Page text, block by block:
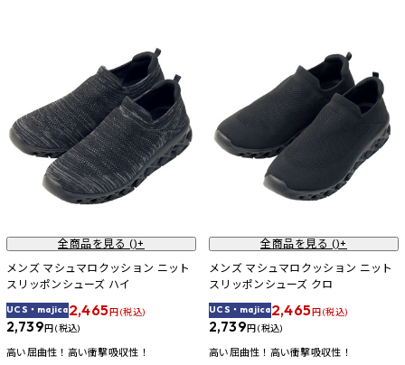
全商品を見る ()+
メンズ マシュマロクッション ニット
スリッポンシューズ ハイ
UCS・majica2,465円 (税込)
2,739円 (税込)
高い屈曲性！高い衝撃吸収性！
全商品を見る ()+
メンズ マシュマロクッション ニット
スリッポンシューズ クロ
UCS・majica2,465円 (税込)
2,739円 (税込)
高い屈曲性！高い衝撃吸収性！